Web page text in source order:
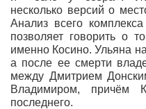
несколько версий о
Анализ всего
позволяет говорить о
именно Косино. Ульяна
а после ее смерти
между Дмитрием
Владимиром, причём
последнего.